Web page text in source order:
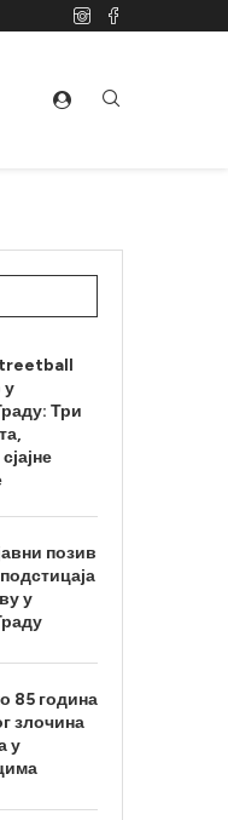
у
Три
позив
у
85 година
злочина
у